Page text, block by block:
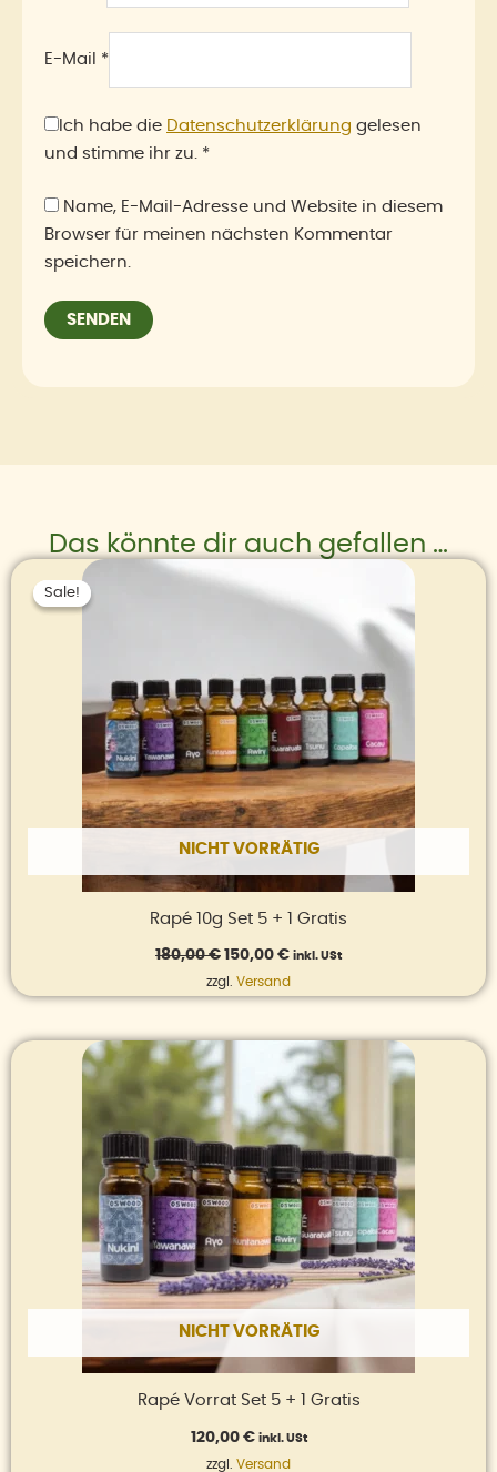
E-Mail *
Ich habe die Datenschutzerklärung gelesen
und stimme ihr zu. *
Name, E-Mail-Adresse und Website in diesem
Browser für meinen nächsten Kommentar
speichern.
Das könnte dir auch gefallen …
Sale!
NICHT VORRÄTIG
Sale!
Rapé 10g Set 5 + 1 Gratis
180,00€
Preis
150,00 €
ist:
150,00 €.
inkl. USt
zzgl. Versand
NICHT VORRÄTIG
Rapé Vorrat Set 5 + 1 Gratis
120,00 € inkl. USt
zzgl. Versand